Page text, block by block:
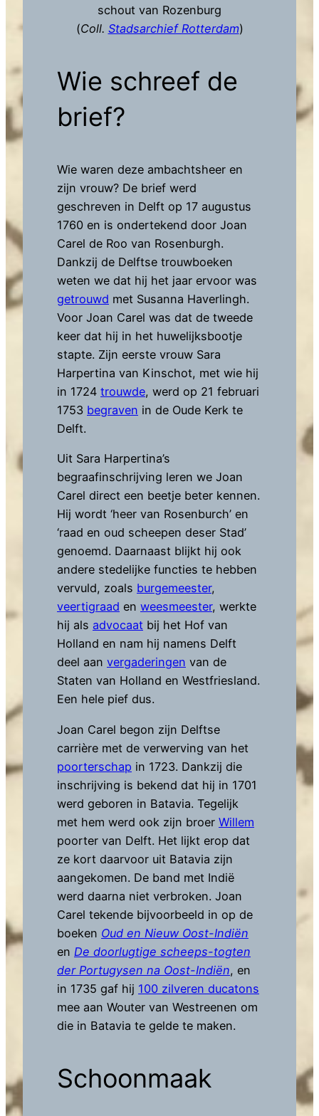
schout van Rozenburg
(Coll. Stadsarchief Rotterdam)
Wie schreef de
brief?
Wie waren deze ambachtsheer en
zijn vrouw? De brief werd
geschreven in Delft op 17 augustus
1760 en is ondertekend door Joan
Carel de Roo van Rosenburgh.
Dankzij de Delftse trouwboeken
weten we dat hij het jaar ervoor was
getrouwd met Susanna Haverlingh.
Voor Joan Carel was dat de tweede
keer dat hij in het huwelijksbootje
stapte. Zijn eerste vrouw Sara
Harpertina van Kinschot, met wie hij
in 1724 trouwde, werd op 21 februari
1753 begraven in de Oude Kerk te
Delft.
Uit Sara Harpertina’s
begraafinschrijving leren we Joan
Carel direct een beetje beter kennen.
Hij wordt ‘heer van Rosenburch’ en
‘raad en oud scheepen deser Stad’
genoemd. Daarnaast blijkt hij ook
andere stedelijke functies te hebben
vervuld, zoals burgemeester,
veertigraad en weesmeester, werkte
hij als advocaat bij het Hof van
Holland en nam hij namens Delft
deel aan vergaderingen van de
Staten van Holland en Westfriesland.
Een hele pief dus.
Joan Carel begon zijn Delftse
carrière met de verwerving van het
poorterschap in 1723. Dankzij die
inschrijving is bekend dat hij in 1701
werd geboren in Batavia. Tegelijk
met hem werd ook zijn broer Willem
poorter van Delft. Het lijkt erop dat
ze kort daarvoor uit Batavia zijn
aangekomen. De band met Indië
werd daarna niet verbroken. Joan
Carel tekende bijvoorbeeld in op de
boeken Oud en Nieuw Oost-Indiën
en De doorlugtige scheeps-togten
der Portugysen na Oost-Indiën, en
in 1735 gaf hij 100 zilveren ducatons
mee aan Wouter van Westreenen om
die in Batavia te gelde te maken.
Schoonmaak